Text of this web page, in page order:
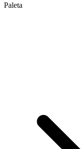
Paleta